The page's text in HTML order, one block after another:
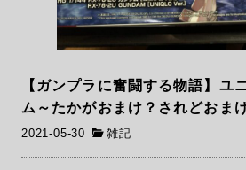
【ガンプラに奮闘する物語】ユ
ム～たかがおまけ？されどおま
2021-05-30 雑記